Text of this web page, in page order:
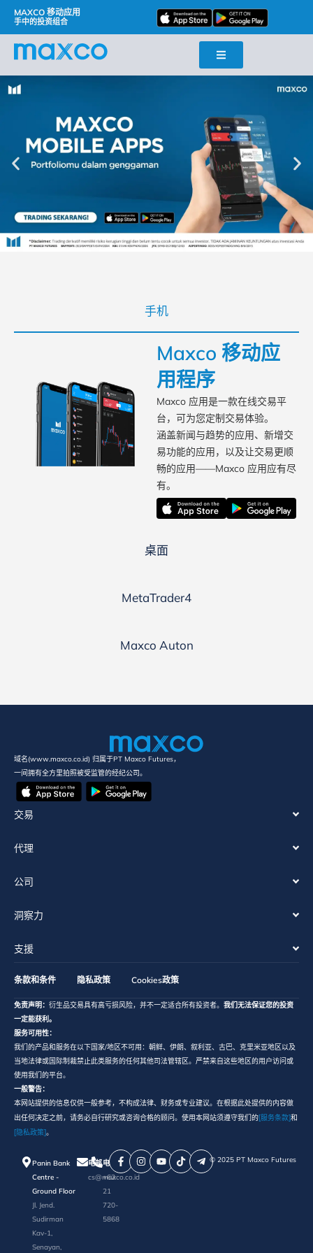
MAXCO 移动应用
手中的投资组合
手机
桌面
MetaTrader4
Maxco Auton
Maxco 移动应
用程序
Maxco 应用是一款在线交易平
台，可为您定制交易体验。
涵盖新闻与趋势的应用、新增交
易功能的应用，以及让交易更顺
畅的应用——Maxco 应用应有尽
有。
域名(www.maxco.co.id) 归属于PT Maxco Futures，
一间拥有全方里拍照被受监管的经纪公司。
交易
代理
公司
洞察力
支援
条款和条件 隐私政策 Cookies政策
免责声明： 衍生品交易具有高亏损风险，并不一定适合所有投资者。 我们无法保证您的投资
一定能获利。
服务可用性：
我们的产品和服务在以下国家/地区不可用：朝鲜、伊朗、叙利亚、古巴、克里米亚地区以及
当地法律或国际制裁禁止此类服务的任何其他司法管辖区。严禁来自这些地区的用户访问或
使用我们的平台。
一般警告：
本网站提供的信息仅供一般参考，不构成法律、财务或专业建议。在根据此处提供的内容做
出任何决定之前，请务必自行研究或咨询合格的顾问。使用本网站须遵守我们的[服务条款]和
[隐私政策]。
Panin Bank
Centre -
Ground Floor
Jl. Jend.
Sudirman
Kav-1,
Senayan,
电邮
cs@maxco.co.id
电话
+62
21
720-
5868
©️ 2025 PT Maxco Futures